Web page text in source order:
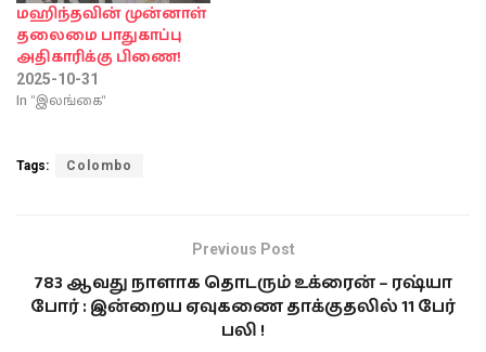
பொலிஸ்…
மஹிந்தவின் முன்னாள்
தலைமை பாதுகாப்பு
அதிகாரிக்கு பிணை!
2025-10-31
In "இலங்கை"
Tags: Colombo
Previous Post
783 ஆவது நாளாக தொடரும் உக்ரைன் – ரஷ்யா
போர் : இன்றைய ஏவுகணை தாக்குதலில் 11 பேர்
பலி !